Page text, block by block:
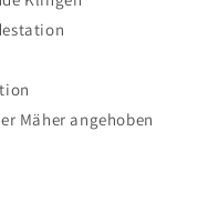
Mäher angehoben